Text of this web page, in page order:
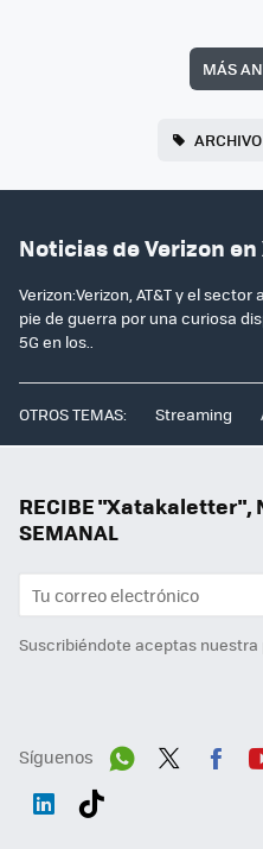
MÁS
Noticias de Verizon
Verizon:Verizon, AT&T y el
pie de guerra por una curiosa
5G en los..
OTROS TEMAS: Streaming
RECIBE "Xatakaletter",
SEMANAL
Suscribiéndote aceptas nuestra
Síguenos